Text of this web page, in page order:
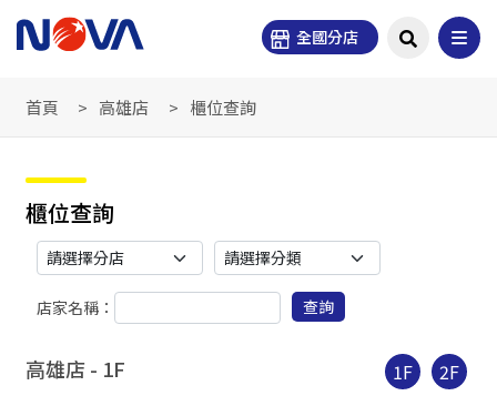
全國分店
首頁 高雄店 櫃位查詢
櫃位查詢
店家名稱： 查詢
高雄店 - 1F 1F 2F